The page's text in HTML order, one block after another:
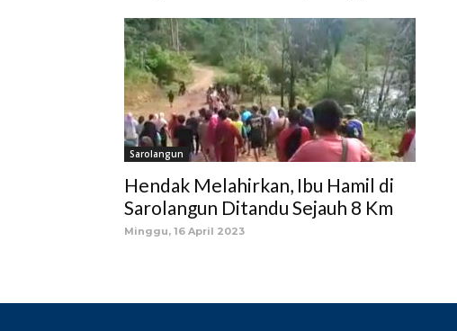
Sarolangun
Hendak Melahirkan, Ibu Hamil di
Sarolangun Ditandu Sejauh 8 Km
Minggu, 16 April 2023